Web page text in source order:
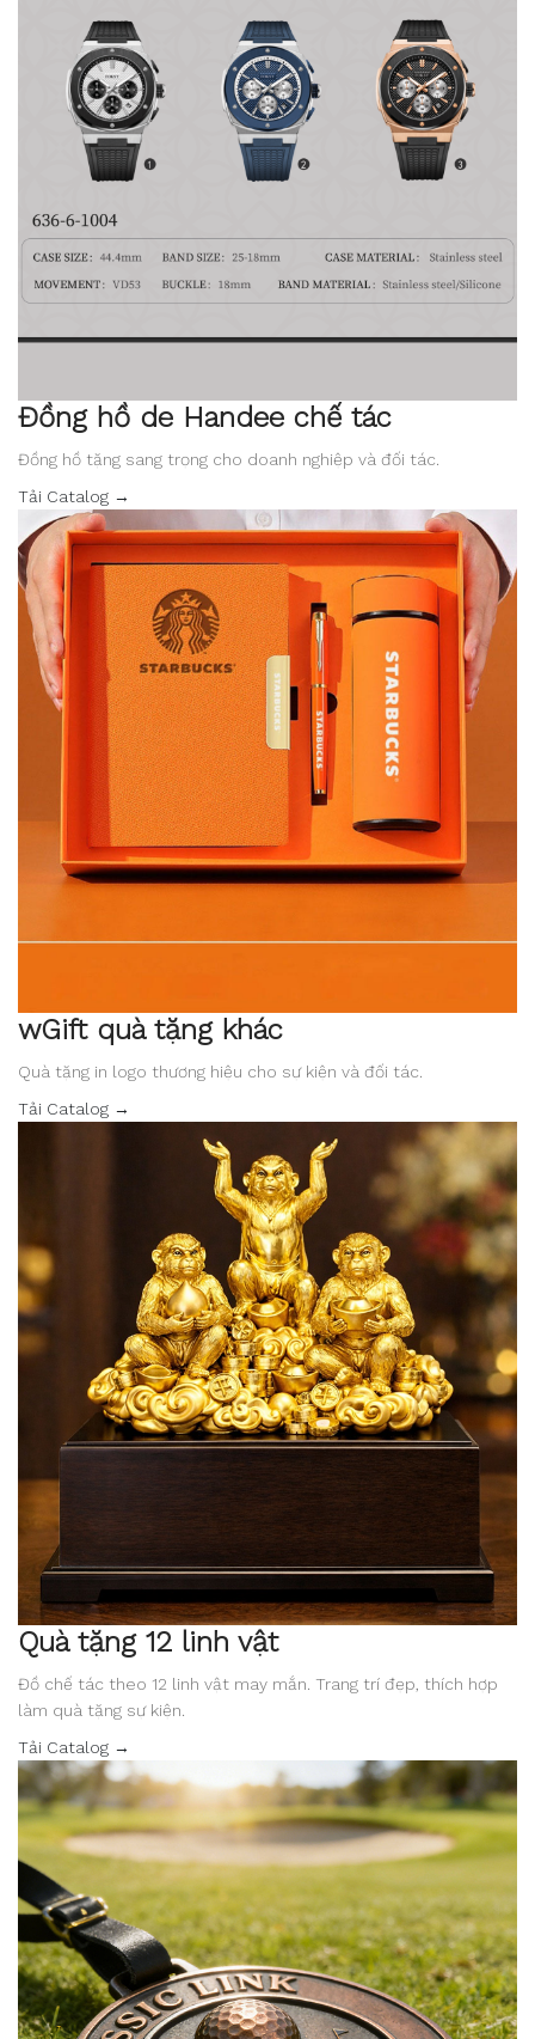
Đồng hồ de Handee chế tác
Đồng hồ tặng sang trọng cho doanh nghiệp và đối tác.
Tải Catalog →
wGift quà tặng khác
Quà tặng in logo thương hiệu cho sự kiện và đối tác.
Tải Catalog →
Quà tặng 12 linh vật
Đồ chế tác theo 12 linh vật may mắn. Trang trí đẹp, thích hợp
làm quà tặng sự kiện.
Tải Catalog →